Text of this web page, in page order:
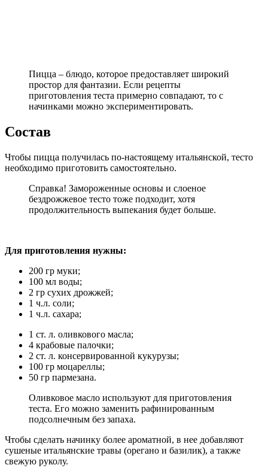
Пицца – блюдо, которое предоставляет широкий
простор для фантазии. Если рецепты
приготовления теста примерно совпадают, то с
начинками можно экспериментировать.
Состав
Чтобы пицца получилась по-настоящему итальянской, тесто
необходимо приготовить самостоятельно.
Справка! Замороженные основы и слоеное
бездрожжевое тесто тоже подходит, хотя
продолжительность выпекания будет больше.
Для приготовления нужны:
200 гр муки;
100 мл воды;
2 гр сухих дрожжей;
1 ч.л. соли;
1 ч.л. сахара;
1 ст. л. оливкового масла;
4 крабовые палочки;
2 ст. л. консервированной кукурузы;
100 гр моцареллы;
50 гр пармезана.
Оливковое масло используют для приготовления
теста. Его можно заменить рафинированным
подсолнечным без запаха.
Чтобы сделать начинку более ароматной, в нее добавляют
сушеные итальянские травы (орегано и базилик), а также
свежую руколу.